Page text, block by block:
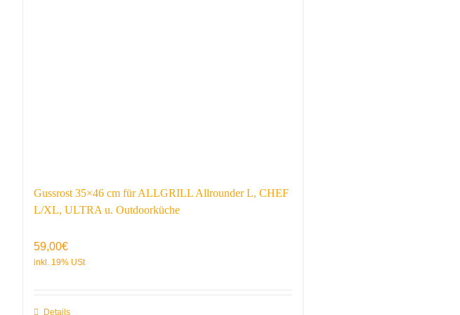
Gussrost 35×46 cm für ALLGRILL Allrounder L, CHEF
L/XL, ULTRA u. Outdoorküche
59,00€
Details